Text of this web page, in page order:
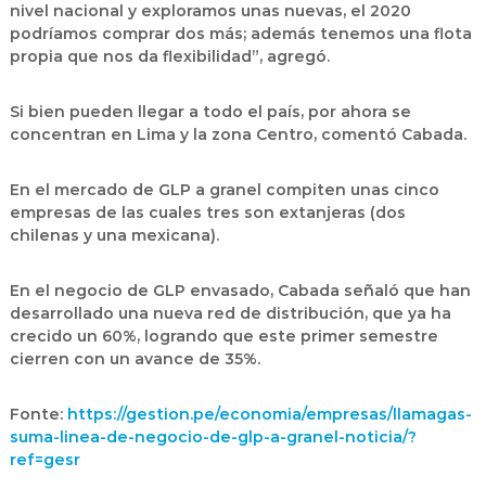
nivel nacional y exploramos unas nuevas, el 2020
podríamos comprar dos más; además tenemos una flota
propia que nos da flexibilidad”, agregó.
Si bien pueden llegar a todo el país, por ahora se
concentran en Lima y la zona Centro, comentó Cabada.
En el mercado de GLP a granel compiten unas cinco
empresas de las cuales tres son extanjeras (dos
chilenas y una mexicana).
En el negocio de GLP envasado, Cabada señaló que han
desarrollado una nueva red de distribución, que ya ha
crecido un 60%, logrando que este primer semestre
cierren con un avance de 35%.
Fonte: https://gestion.pe/economia/empresas/llamagas-
suma-linea-de-negocio-de-glp-a-granel-noticia/?
ref=gesr